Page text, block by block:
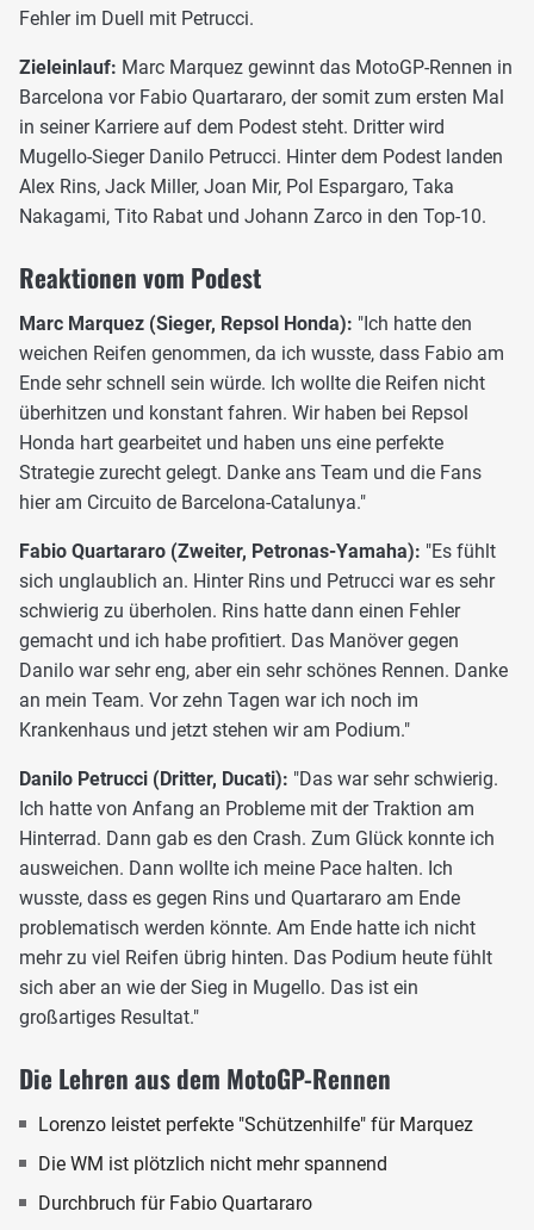
Fehler im Duell mit Petrucci.
Zieleinlauf: Marc Marquez gewinnt das MotoGP-Rennen in
Barcelona vor Fabio Quartararo, der somit zum ersten Mal
in seiner Karriere auf dem Podest steht. Dritter wird
Mugello-Sieger Danilo Petrucci. Hinter dem Podest landen
Alex Rins, Jack Miller, Joan Mir, Pol Espargaro, Taka
Nakagami, Tito Rabat und Johann Zarco in den Top-10.
Reaktionen vom Podest
Marc Marquez (Sieger, Repsol Honda): "Ich hatte den
weichen Reifen genommen, da ich wusste, dass Fabio am
Ende sehr schnell sein würde. Ich wollte die Reifen nicht
überhitzen und konstant fahren. Wir haben bei Repsol
Honda hart gearbeitet und haben uns eine perfekte
Strategie zurecht gelegt. Danke ans Team und die Fans
hier am Circuito de Barcelona-Catalunya."
Fabio Quartararo (Zweiter, Petronas-Yamaha): "Es fühlt
sich unglaublich an. Hinter Rins und Petrucci war es sehr
schwierig zu überholen. Rins hatte dann einen Fehler
gemacht und ich habe profitiert. Das Manöver gegen
Danilo war sehr eng, aber ein sehr schönes Rennen. Danke
an mein Team. Vor zehn Tagen war ich noch im
Krankenhaus und jetzt stehen wir am Podium."
Danilo Petrucci (Dritter, Ducati): "Das war sehr schwierig.
Ich hatte von Anfang an Probleme mit der Traktion am
Hinterrad. Dann gab es den Crash. Zum Glück konnte ich
ausweichen. Dann wollte ich meine Pace halten. Ich
wusste, dass es gegen Rins und Quartararo am Ende
problematisch werden könnte. Am Ende hatte ich nicht
mehr zu viel Reifen übrig hinten. Das Podium heute fühlt
sich aber an wie der Sieg in Mugello. Das ist ein
großartiges Resultat."
Die Lehren aus dem MotoGP-Rennen
Lorenzo leistet perfekte "Schützenhilfe" für Marquez
Die WM ist plötzlich nicht mehr spannend
Durchbruch für Fabio Quartararo